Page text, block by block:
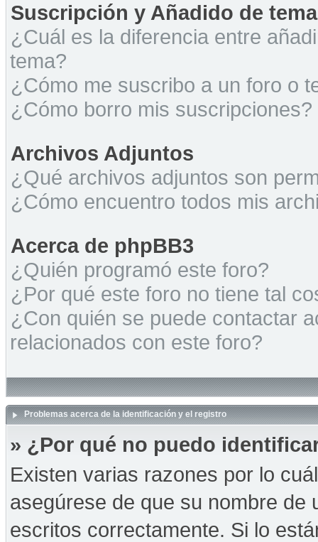
Suscripción y Añadido de
¿Cuál es la diferencia entre
tema?
¿Cómo me suscribo a un foro o
¿Cómo borro mis suscripciones?
Archivos Adjuntos
¿Qué archivos adjuntos son
¿Cómo encuentro todos mis
Acerca de phpBB3
¿Quién programó este foro?
¿Por qué este foro no tiene tal
¿Con quién se puede contactar
relacionados con este foro?
Problemas acerca de la identificación y el registro
» ¿Por qué no puedo
Existen varias razones por lo
asegúrese de que su nombre
escritos correctamente. Si lo